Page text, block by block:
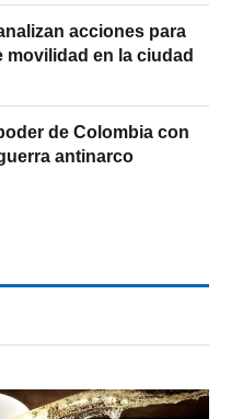
acciones para
en la ciudad
de Colombia con
antinarco